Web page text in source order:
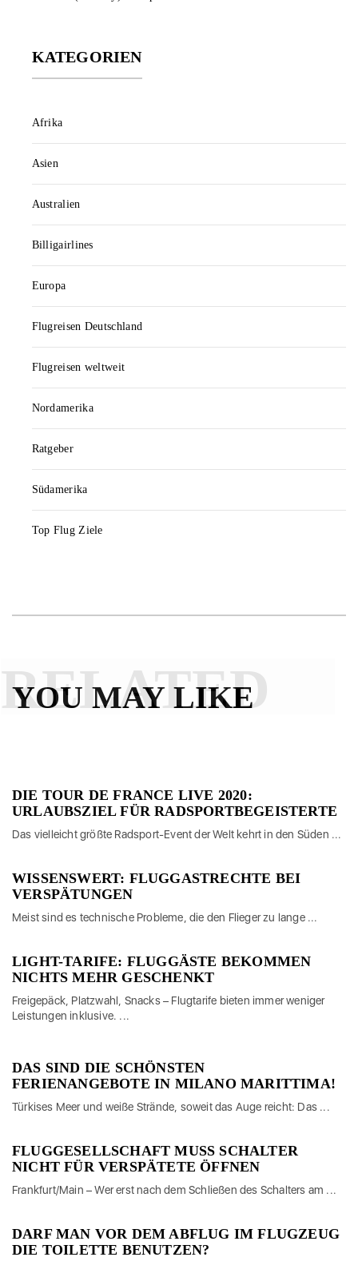
KATEGORIEN
Afrika
Asien
Australien
Billigairlines
Europa
Flugreisen Deutschland
Flugreisen weltweit
Nordamerika
Ratgeber
Südamerika
Top Flug Ziele
YOU MAY LIKE
RELATED
DIE TOUR DE FRANCE LIVE 2020:
URLAUBSZIEL FÜR RADSPORTBEGEISTERTE
Das vielleicht größte Radsport-Event der Welt kehrt in den Süden ...
WISSENSWERT: FLUGGASTRECHTE BEI
VERSPÄTUNGEN
Meist sind es technische Probleme, die den Flieger zu lange ...
LIGHT-TARIFE: FLUGGÄSTE BEKOMMEN
NICHTS MEHR GESCHENKT
Freigepäck, Platzwahl, Snacks – Flugtarife bieten immer weniger
Leistungen inklusive. ...
DAS SIND DIE SCHÖNSTEN
FERIENANGEBOTE IN MILANO MARITTIMA!
Türkises Meer und weiße Strände, soweit das Auge reicht: Das ...
FLUGGESELLSCHAFT MUSS SCHALTER
NICHT FÜR VERSPÄTETE ÖFFNEN
Frankfurt/Main – Wer erst nach dem Schließen des Schalters am ...
DARF MAN VOR DEM ABFLUG IM FLUGZEUG
DIE TOILETTE BENUTZEN?